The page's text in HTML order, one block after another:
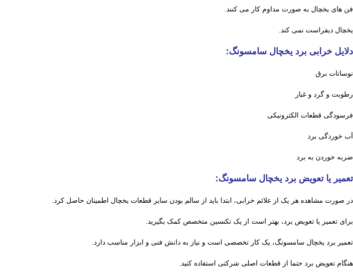
فن های یخچال به صورت مداوم کار می کنند.
یخچال دیفراست نمی کند.
دلایل خرابی برد یخچال سامسونگ:
نوسانات برق
رطوبت و گرد و غبار
فرسودگی قطعات الکترونیکی
آب خوردگی برد
ضربه خوردن به برد
تعمیر یا تعویض برد یخچال سامسونگ:
در صورت مشاهده هر یک از علائم خرابی، ابتدا باید از سالم بودن سایر قطعات یخچال اطمینان حاصل کرد.
برای تعمیر یا تعویض برد، بهتر است از یک تکنسین متخصص کمک بگیرید.
تعمیر برد یخچال سامسونگ، یک کار تخصصی است و نیاز به دانش فنی و ابزار مناسب دارد.
هنگام تعویض برد حتما از قطعات اصلی شرکتی استفاده کنید.